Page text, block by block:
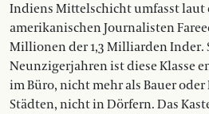
Indiens Mittelschicht umfasst laut
amerikanischen Journalisten
Millionen der 1,3 Milliarden Inder.
Neunzigerjahren ist diese Klasse
im Büro, nicht mehr als Bauer
Städten, nicht in Dörfern. Das